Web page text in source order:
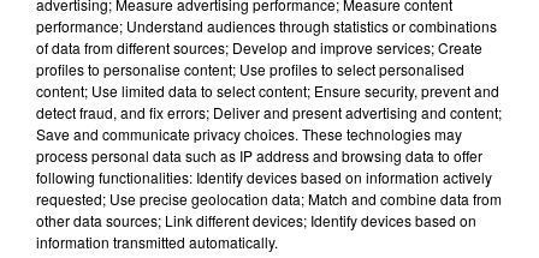
Drive, associés à une station-service et lavage. Tous les
salariés du Carrefour Contact seront repris par Leclerc.
INAUGURATION DU FUNÉRARIUM DE JEUMONT, CE
SOIR À 17H
Jusqu’en février dernier, les jeumontois et les habitants des
communes environnantes devaient obligatoirement se
rendre à Maubeuge, pour honorer la mémoire de leurs
proches. Désormais, la ville possède un funérarium. Il est
performance; Understand audiences through statistics or combinations
of data from different sources; Develop and improve services; Create
profiles to personalise content; Use profiles to select personalised
content; Use limited data to select content; Ensure security, prevent and
detect fraud, and fix errors; Deliver and present advertising and content;
Save and communicate privacy choices. These technologies may
process personal data such as IP address and browsing data to offer
following functionalities: Identify devices based on information actively
requested; Use precise geolocation data; Match and combine data from
other data sources; Link different devices; Identify devices based on
information transmitted automatically.